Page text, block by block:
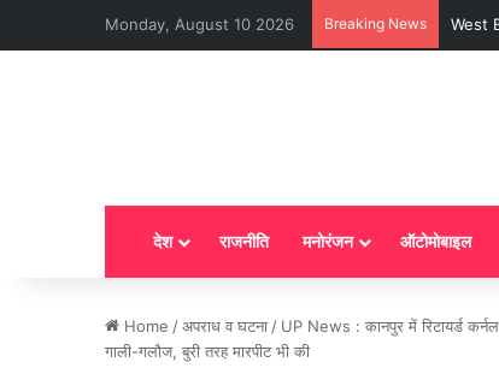
Monday, August 10 2026 Breaking News LPG
देश राजनीति मनोरंजन ऑटोमोबाइल
Home /अपराध व घटना / UP News : कानपुर में रिटायर्ड
गाली-गलौज, बुरी तरह मारपीट भी की